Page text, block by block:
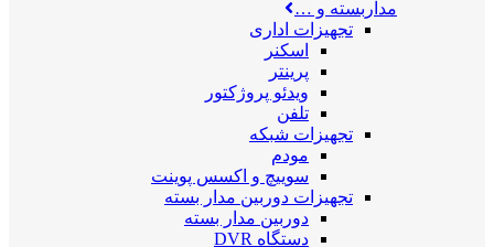
مداربسته و …
تجهیزات اداری
اسکنر
پرینتر
ویدئو پروژکتور
تلفن
تجهیزات شبکه
مودم
سوییچ و اکسس پوینت
تجهیزات دوربین مدار بسته
دوربین مدار بسته
دستگاه DVR